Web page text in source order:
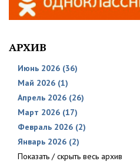
АРХИВ
Июнь 2026 (36)
Май 2026 (1)
Апрель 2026 (26)
Март 2026 (17)
Февраль 2026 (2)
Январь 2026 (2)
Показать / скрыть весь архив